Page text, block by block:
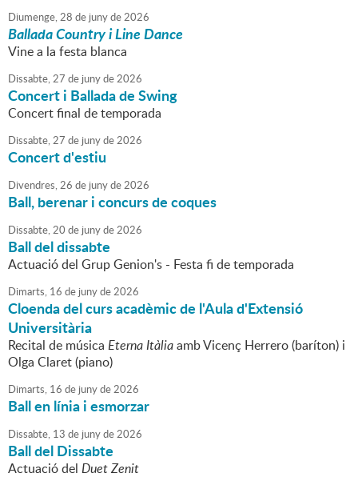
Diumenge,28 de junyde2026
Ballada Country i Line Dance
Vine a la festa blanca
Dissabte,27 de junyde2026
Concert i Ballada de Swing
Concert final de temporada
Dissabte,27 de junyde2026
Concert d'estiu
Divendres,26 de junyde2026
Ball, berenar i concurs de coques
Dissabte,20 de junyde2026
Ball del dissabte
Actuació del Grup Genion's - Festa fi de temporada
Dimarts, 16 de junyde2026
Cloenda del curs acadèmic de l'Aula d'Extensió
Universitària
Recital de música Eterna Itàliaamb Vicenç Herrero (baríton) i
Olga Claret (piano)
Dimarts, 16 de junyde2026
Ball en línia i esmorzar
Dissabte, 13 de junyde2026
Ball del Dissabte
Actuació del Duet Zenit